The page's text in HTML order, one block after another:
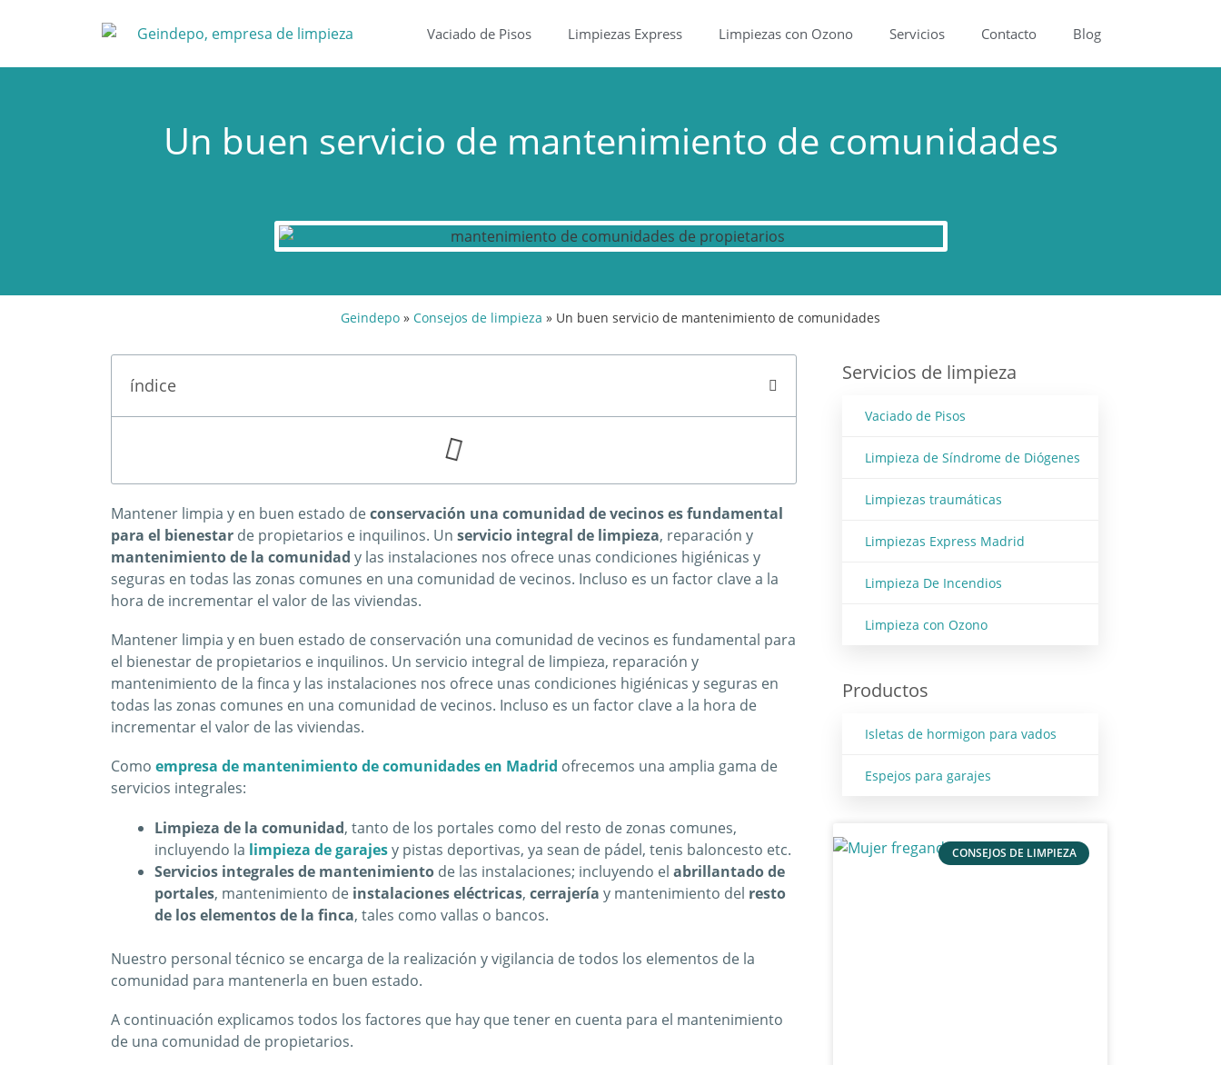
Vaciado de Pisos Limpiezas Express Limpiezas con Ozono Servicios Contacto Blog
Un buen servicio de mantenimiento de comunidades
Geindepo » Consejos de limpieza » Un buen servicio de mantenimiento de comunidades
índice
Mantener limpia y en buen estado deconservación una comunidad de vecinos es fundamental
para el bienestar de propietarios e inquilinos. Un servicio integral de limpieza, reparación y
mantenimiento de la comunidad y las instalaciones nos ofrece unas condiciones higiénicas y
seguras en todas las zonas comunes en una comunidad de vecinos. Incluso es un factor clave a la
hora de incrementar el valor de las viviendas.
Mantener limpia y en buen estado de conservación una comunidad de vecinos es fundamental para
el bienestar de propietarios e inquilinos. Un servicio integral de limpieza, reparación y
mantenimiento de la finca y las instalaciones nos ofrece unas condiciones higiénicas y seguras en
todas las zonas comunes en una comunidad de vecinos. Incluso es un factor clave a la hora de
incrementar el valor de las viviendas.
Como empresa de mantenimiento de comunidades en Madrid ofrecemos una amplia gama de
servicios integrales:
Limpieza de la comunidad, tanto de los portales como del resto de zonas comunes,
incluyendo la limpieza de garajesy pistas deportivas, ya sean de pádel, tenis baloncesto etc.
Servicios integrales de mantenimiento de las instalaciones; incluyendo el abrillantado de
portales, mantenimiento de instalaciones eléctricas, cerrajería y mantenimiento del resto
de los elementos de la finca, tales como vallas o bancos.
Nuestro personal técnico se encarga de la realización y vigilancia de todos los elementos de la
comunidad para mantenerla en buen estado.
A continuación explicamos todos los factores que hay que tener en cuenta para el mantenimiento
de una comunidad de propietarios.
Servicios de limpieza
Vaciado de Pisos
Limpieza de Síndrome de Diógenes
Limpiezas traumáticas
Limpiezas Express Madrid
Limpieza De Incendios
Limpieza con Ozono
Productos
Isletas de hormigon para vados
Espejos para garajes
CONSEJOS DE LIMPIEZA